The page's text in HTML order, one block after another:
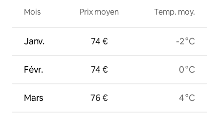
Mois
Janv.
Févr.
Mars
Prix moyen
74 €
74 €
76 €
Temp. moy.
-2 °C
0 °C
4 °C